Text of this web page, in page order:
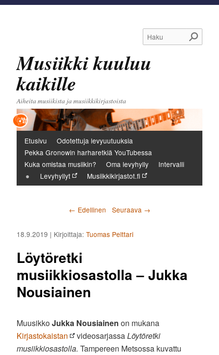
Haku
Musiikki kuuluu
kaikille
Aiheita musiikista ja musiikkikirjastoista
Päävalikko
Etusivu
Odotettuja levyuutuuksia
Pekka Gronowin harharetkiä YouTubessa
Kuka omistaa musiikin?
Oma levyhylly
Intervalli
Levyhyllyt
Musiikkikirjastot.fi
Artikkelien selaus
← Edellinen Seuraava →
Löytöretki
musiikkiosastolla – Jukka
Nousiainen
18.9.2019 | Kirjoittaja:Tuomas Pelttari
MuusikkoJukka Nousiainen on mukana
Kirjastokaistan
videosarjassaLöytöretki
musiikkiosastolla. Tampereen Metsossa kuvattu